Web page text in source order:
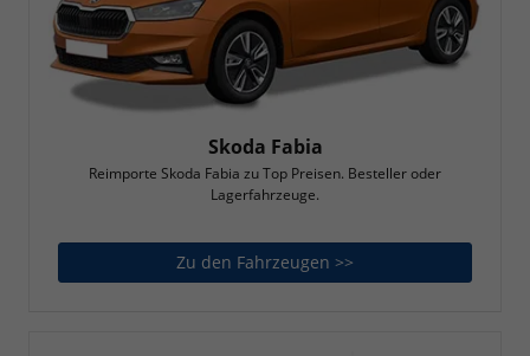
Skoda Fabia
Reimporte Skoda Fabia zu Top Preisen. Besteller oder
Lagerfahrzeuge.
Zu den Fahrzeugen >>